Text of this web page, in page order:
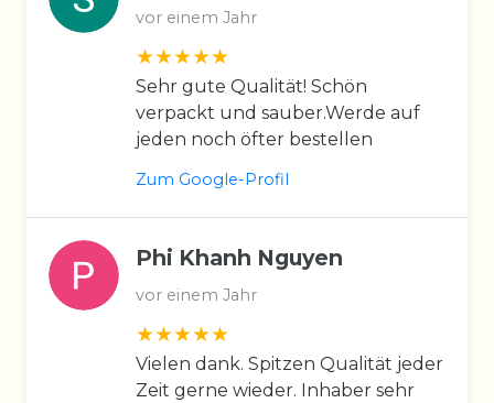
vor einem Jahr
Sehr gute Qualität! Schön
verpackt und sauber.Werde auf
jeden noch öfter bestellen
Zum Google-Profil
Phi Khanh Nguyen
vor einem Jahr
Vielen dank. Spitzen Qualität jeder
Zeit gerne wieder. Inhaber sehr